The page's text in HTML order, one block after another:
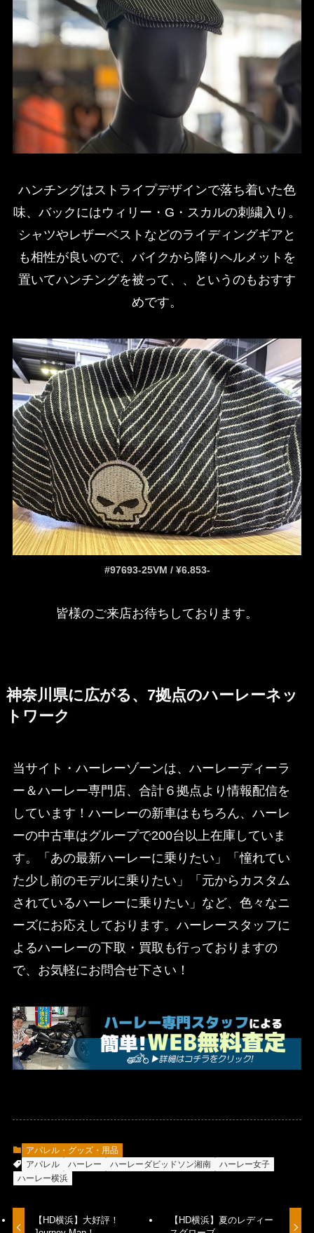
ハンチングはストライプデザインで落ち着いた色
味、バックにはウィリー・G・スカルの刺繍入り。
シャツやレザーベストなどのライディングギアと
も相性が良いので、バイクから降りヘルメットを
置いてハンチングを被って、、というのもおすす
めです。
#97693-25VM / ¥6.853-
皆様のご来店お待ちしております。
神奈川県に広がる、7拠点のハーレーネッ
トワーク
当サイト・ハーレーゾーンは、ハーレーディーラ
ー＆ハーレー専門店、合計６拠点より情報配信を
しています！ハーレーの新車はもちろん、ハーレ
ーの中古車はグループで200台以上在庫していま
す。「あの最新ハーレーに乗りたい」「憧れてい
た少し前のモデルに乗りたい」「元からカスタム
されているハーレーに乗りたい」など、色々なニ
ーズにお応えしております。ハーレースタッフに
よるハーレーの下取・買取も行っておりますの
で、お気軽にお問合せ下さい！
アパレル・グッズ・用品
アパレル
ハーレー ハーレーダビッドソン湘南
ハーレー女子
ハーレー横浜
【HD横浜】大好評！
【HD横浜】夏のレディー